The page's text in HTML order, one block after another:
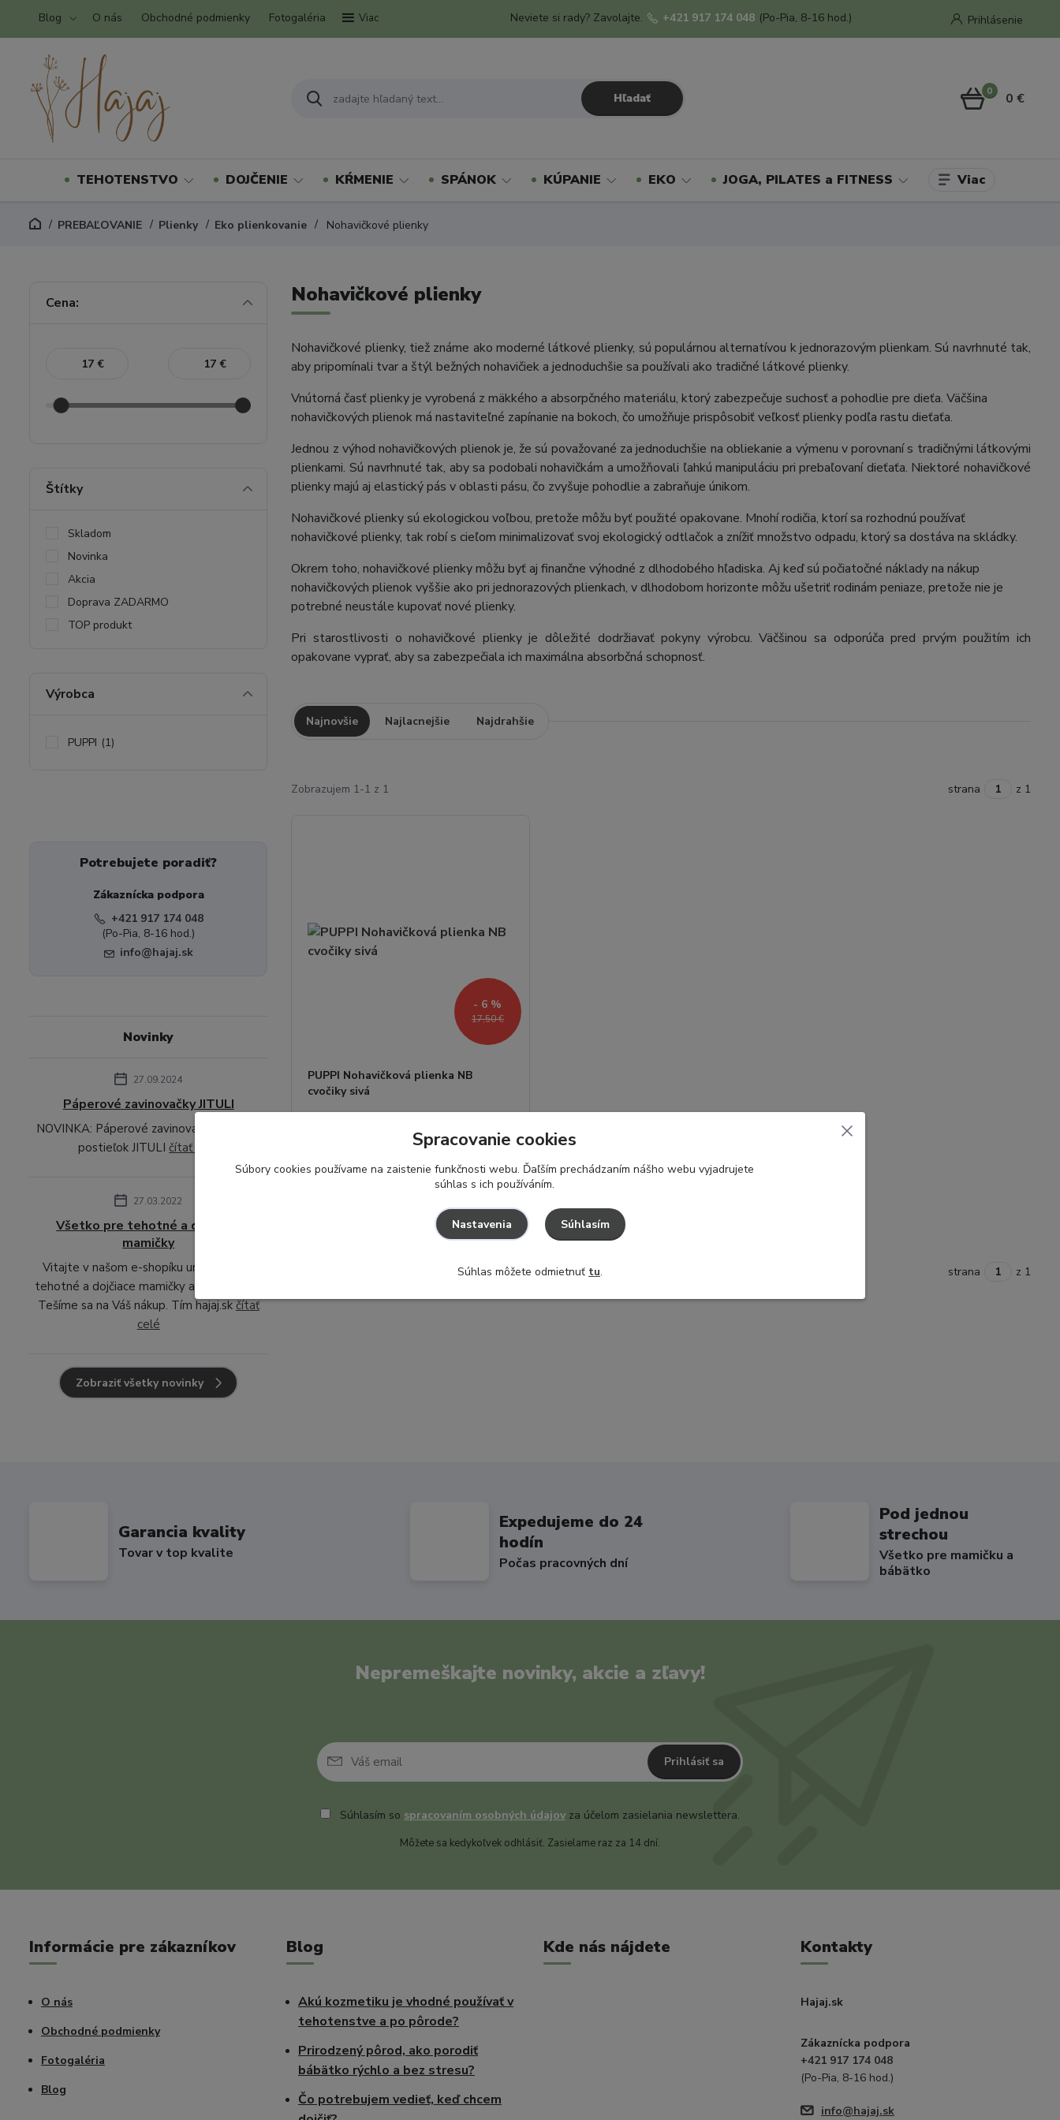
Blog O nás Obchodné podmienky Fotogaléria Viac Prihlásenie
Hľadať
Neviete si rady? Zavolajte. +421 917 174 048 (Po-Pia, 8-16 hod.)
0 0 €
TEHOTENSTVO DOJČENIE KŔMENIE SPÁNOK KÚPANIE EKO JOGA, PILATES a FITNESS Viac
PREBAĽOVANIE Plienky Eko plienkovanie Nohavičkové plienky
Nohavičkové plienky
Nohavičkové plienky, tiež známe ako moderné látkové plienky, sú populárnou alternatívou k jednorazovým plienkam. Sú navrhnuté tak,
aby pripomínali tvar a štýl bežných nohavičiek a jednoduchšie sa používali ako tradičné látkové plienky.
Vnútorná časť plienky je vyrobená z mäkkého a absorpčného materiálu, ktorý zabezpečuje suchosť a pohodlie pre dieťa. Väčšina
nohavičkových plienok má nastaviteľné zapínanie na bokoch, čo umožňuje prispôsobiť veľkosť plienky podľa rastu dieťaťa.
Jednou z výhod nohavičkových plienok je, že sú považované za jednoduchšie na obliekanie a výmenu v porovnaní s tradičnými látkovými
plienkami. Sú navrhnuté tak, aby sa podobali nohavičkám a umožňovali ľahkú manipuláciu pri prebaľovaní dieťaťa. Niektoré nohavičkové
plienky majú aj elastický pás v oblasti pásu, čo zvyšuje pohodlie a zabraňuje únikom.
Nohavičkové plienky sú ekologickou voľbou, pretože môžu byť použité opakovane. Mnohí rodičia, ktorí sa rozhodnú používať
nohavičkové plienky, tak robí s cieľom minimalizovať svoj ekologický odtlačok a znížiť množstvo odpadu, ktorý sa dostáva na skládky.
Okrem toho, nohavičkové plienky môžu byť aj finančne výhodné z dlhodobého hľadiska. Aj keď sú počiatočné náklady na nákup
nohavičkových plienok vyššie ako pri jednorazových plienkach, v dlhodobom horizonte môžu ušetriť rodinám peniaze, pretože nie je
potrebné neustále kupovať nové plienky.
Pri starostlivosti o nohavičkové plienky je dôležité dodržiavať pokyny výrobcu. Väčšinou sa odporúča pred prvým použitím ich
opakovane vyprať, aby sa zabezpečiala ich maximálna absorbčná schopnosť.
Najnovšie Najlacnejšie Najdrahšie
Zobrazujem 1-1 z 1 strana z 1
17,50 €
- 6 %
PUPPI Nohavičková plienka NB
cvočiky sivá
16,50 €
strana z 1
Cena:
€ €
Štítky
Skladom
Novinka
Akcia
Doprava ZADARMO
TOP produkt
Výrobca
PUPPI (1)
Potrebujete poradiť?
Zákaznícka podpora
+421 917 174 048
(Po-Pia, 8-16 hod.)
info@hajaj.sk
Novinky
27.09.2024
Páperové zavinovačky JITULI
NOVINKA: Páperové zavinovačky sady do
postieľok JITULIčítať celé
27.03.2022
Všetko pre tehotné a dojčiace
mamičky
Vitajte v našom e-shopíku určenom pre
tehotné a dojčiace mamičky a ich bábätka.
Tešíme sa na Váš nákup. Tím hajaj.sk čítať
celé
Zobraziť všetky novinky
Garancia kvality
Tovar v top kvalite
Expedujeme do 24
hodín
Počas pracovných dní
Pod jednou
strechou
Všetko pre mamičku a
bábätko
Nepremeškajte novinky, akcie a zľavy!
Prihlásiť sa
Súhlasím so spracovaním osobných údajov za účelom zasielania newslettera.
Môžete sa kedykoľvek odhlásiť. Zasielame raz za 14 dní.
Informácie pre zákazníkov
O nás
Obchodné podmienky
Fotogaléria
Blog
Blog
Akú kozmetiku je vhodné používať v
tehotenstve a po pôrode?
Prirodzený pôrod, ako porodiť
bábätko rýchlo a bez stresu?
Čo potrebujem vedieť, keď chcem
Kde nás nájdete Kontakty
Hajaj.sk
Zákaznícka podpora
+421 917 174 048
(Po-Pia, 8-16 hod.)
info@hajaj.sk
Spracovanie cookies
Súbory cookies používame na zaistenie funkčnosti webu. Ďaľším prechádzaním nášho webu vyjadrujete
súhlas s ich používáním.
Nastavenia Súhlasím
Súhlas môžete odmietnuť tu.